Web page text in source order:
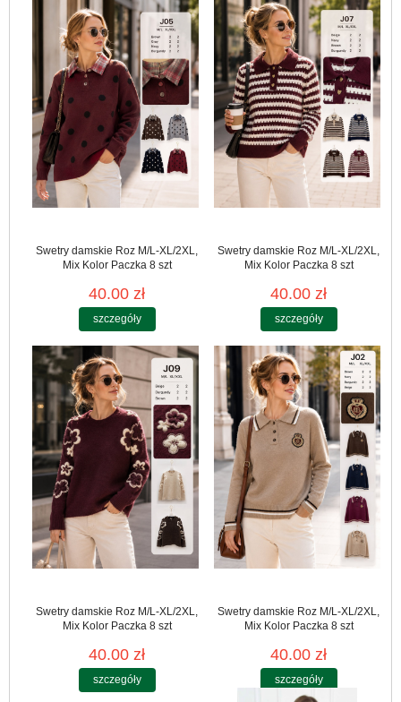
Swetry damskie Roz M/L-XL/2XL,
Mix Kolor Paczka 8 szt
40.00 zł
szczegóły
Swetry damskie Roz M/L-XL/2XL,
Mix Kolor Paczka 8 szt
40.00 zł
szczegóły
Swetry damskie Roz M/L-XL/2XL,
Mix Kolor Paczka 8 szt
40.00 zł
szczegóły
Swetry damskie Roz M/L-XL/2XL,
Mix Kolor Paczka 8 szt
40.00 zł
szczegóły